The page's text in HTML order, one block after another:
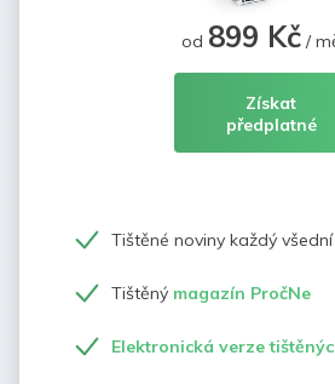
od 899 Kč/
Získat
předplatné
Tištěné noviny každý
Tištěný magazín PročNe
Elektronická verze